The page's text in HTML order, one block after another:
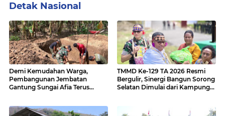
Detak Nasional
Demi Kemudahan Warga,
Pembangunan Jembatan
Gantung Sungai Afia Terus
TMMD Ke-129 TA 2026 Resmi
Bergulir, Sinergi Bangun Sorong
Selatan Dimulai dari Kampung